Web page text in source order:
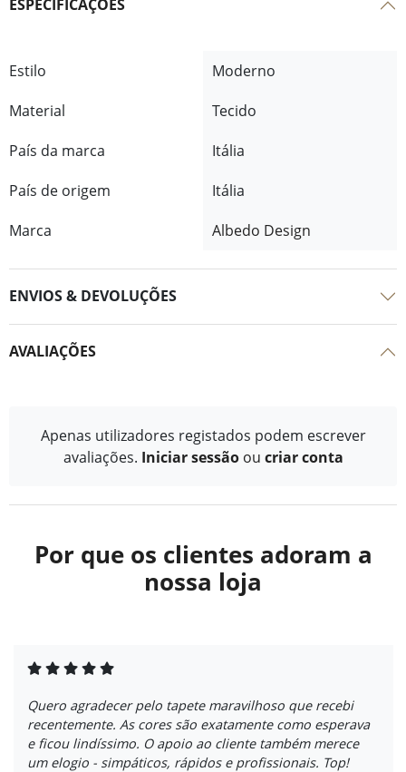
ESPECIFICAÇÕES
Estilo
Moderno
Material
Tecido
País da marca
Itália
País de origem
Itália
Marca
Albedo Design
ENVIOS & DEVOLUÇÕES
AVALIAÇÕES
Apenas utilizadores registados podem escrever
avaliações. Iniciar sessão ou criar conta
Por que os clientes adoram a
nossa loja
Quero agradecer pelo tapete maravilhoso que recebi
recentemente. As cores são exatamente como esperava
e ficou lindíssimo. O apoio ao cliente também merece
um elogio - simpáticos, rápidos e profissionais. Top!